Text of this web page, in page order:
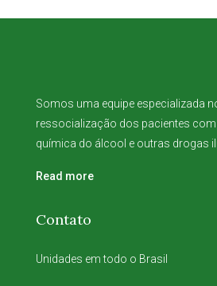
Somos uma equipe especializada
ressocialização dos pacientes com
química do álcool e outras drogas
Read more
Contato
Unidades em todo o Brasil